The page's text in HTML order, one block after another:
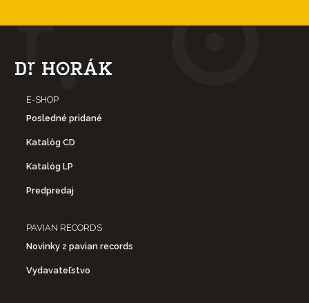
E-SHOP
Posledné pridané
Katalóg CD
Katalóg LP
Predpredaj
PAVIAN RECORDS
Novinky z pavian records
Vydavateľstvo